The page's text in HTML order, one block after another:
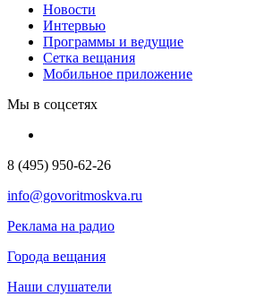
Новости
Интервью
Программы и ведущие
Сетка вещания
Мобильное приложение
Мы в соцсетях
8 (495) 950-62-26
info@govoritmoskva.ru
Реклама на радио
Города вещания
Наши слушатели